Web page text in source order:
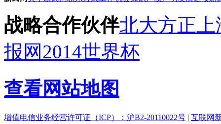
战略合作伙伴北大方正
报网2014世界杯
查看网站地图
增值电信业务经营许可证（ICP）：沪B2-20110022号 | 互联网